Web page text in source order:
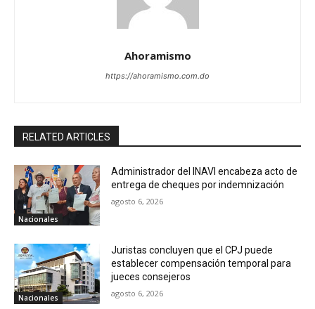
Ahoramismo
https://ahoramismo.com.do
RELATED ARTICLES
Nacionales
Administrador del INAVI encabeza acto de
entrega de cheques por indemnización
agosto 6, 2026
Nacionales
Juristas concluyen que el CPJ puede
establecer compensación temporal para
jueces consejeros
agosto 6, 2026